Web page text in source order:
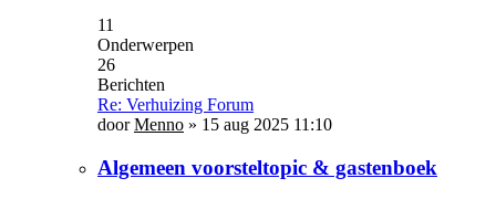
11
Onderwerpen
26
Berichten
Re: Verhuizing Forum
doorMenno » 15 aug 2025 11:10
Algemeen voorsteltopic & gastenboek